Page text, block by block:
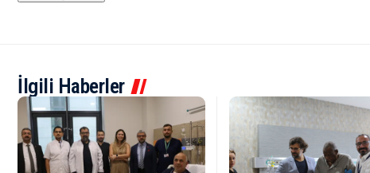
İlgili Haberler